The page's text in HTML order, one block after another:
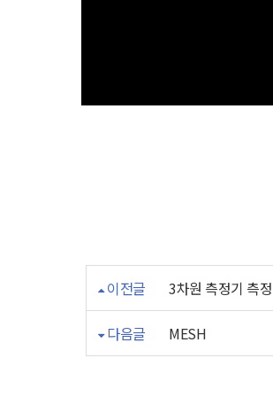
이전글 3차원 측정기 측
다음글 MESH